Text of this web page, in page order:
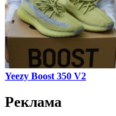
Yeezy Boost 350 V2
Реклама